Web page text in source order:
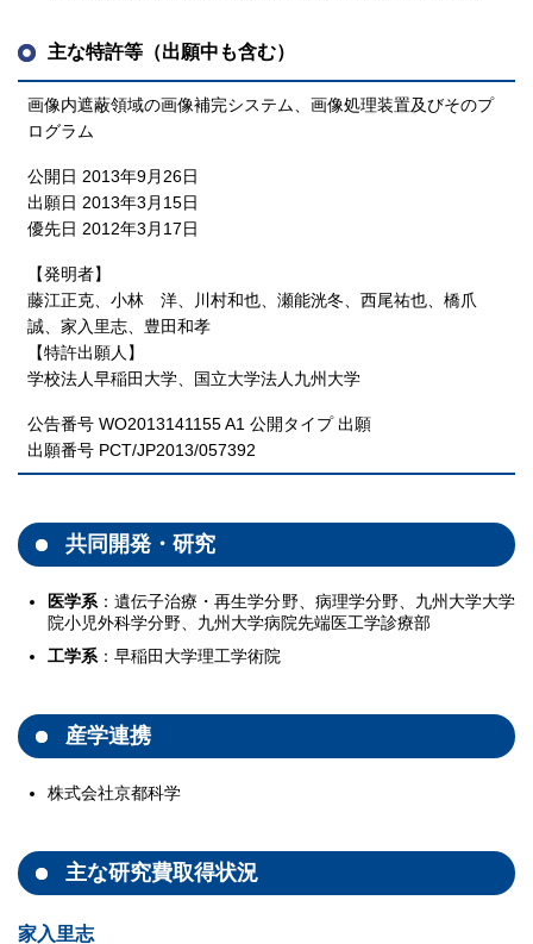
主な特許等（出願中も含む）
画像内遮蔽領域の画像補完システム、画像処理装置及びそのプ
ログラム
公開日 2013年9月26日
出願日 2013年3月15日
優先日 2012年3月17日
【発明者】
藤江正克、小林 洋、川村和也、瀬能洸冬、西尾祐也、橋爪
誠、家入里志、豊田和孝
【特許出願人】
学校法人早稲田大学、国立大学法人九州大学
公告番号 WO2013141155 A1 公開タイプ 出願
出願番号 PCT/JP2013/057392
共同開発・研究
医学系 ：遺伝子治療・再生学分野、病理学分野、九州大学大学
院小児外科学分野、九州大学病院先端医工学診療部
工学系 ：早稲田大学理工学術院
産学連携
株式会社京都科学
主な研究費取得状況
家入里志